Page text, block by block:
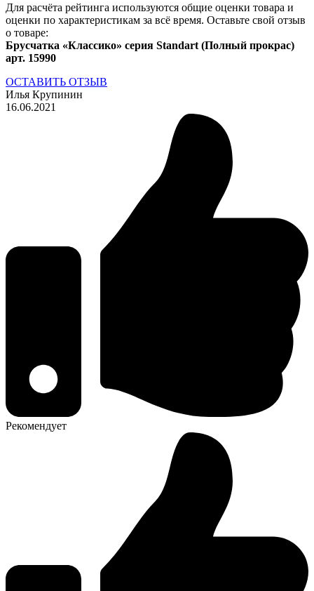
Для расчёта рейтинга используются общие оценки товара и
оценки по характеристикам за всё время. Оставьте свой отзыв
о товаре:
Брусчатка «Классико» серия Standart (Полный прокрас)
арт. 15990
ОСТАВИТЬ ОТЗЫВ
Илья Крупинин
16.06.2021
Рекомендует